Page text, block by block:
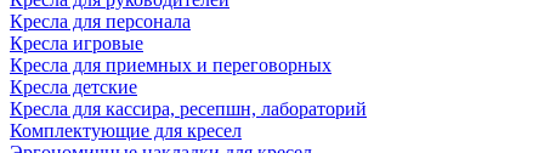
Кресла для персонала
Кресла игровые
Кресла для приемных и переговорных
Кресла детские
Кресла для кассира, ресепшн, лабораторий
Комплектующие для кресел